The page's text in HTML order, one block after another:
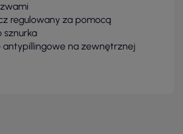
regulowany za pomocą
sznurka
antypillingowe na zewnętrznej